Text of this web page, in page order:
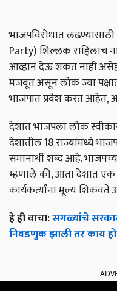
भाजपविरोधात लढण्यासाठी
Party) शिल्लक राहिलाच
आव्हान देऊ शकत नाही असेही
मजबूत असून लोक ज्या पक्षात
भाजपात प्रवेश करत आहेत,
देशात भाजपला लोक
देशातील 18 राज्यांमध्ये
समानार्थी शब्द आहे.
म्हणाले की, आता देशात एक
कार्यकर्त्यांना मूल्य
हे ही वाचा:सगळ्यांचे
निवडणुक झाली तर काय